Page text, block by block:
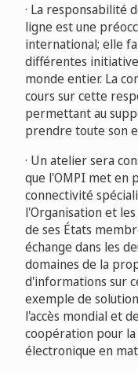
· La responsabilité
ligne est une
international; elle
différentes
monde entier. La
cours sur cette
permettant au
prendre toute son
· Un atelier sera
que l'OMPI met en
connectivité
l'Organisation et
de ses États
échange dans les
domaines de la
d'informations sur
exemple de
l'accès mondial et
coopération pour
électronique en